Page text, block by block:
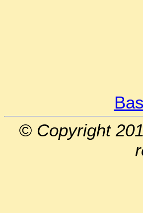
© Copyright